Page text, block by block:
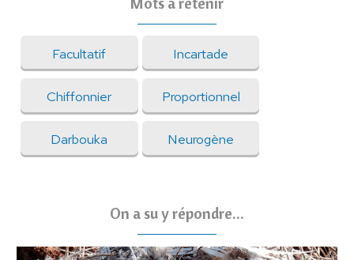
Facultatif Incartade
Chiffonnier Proportionnel
Darbouka Neurogène
On a su y répondre...